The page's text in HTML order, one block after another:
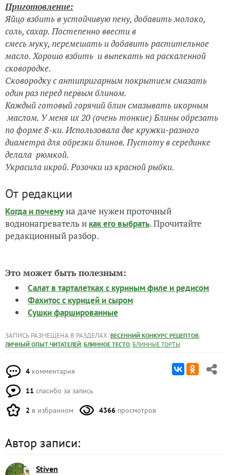
Приготовление:
Яйцо взбить в устойчивую пену, добавить молоко,
соль, сахар. Постепенно ввести в
смесь муку, перемешать и добавить растительное
масло. Хорошо взбить и выпекать на раскаленной
сковородке.
Сковородку с антипригарным покрытием смазать
один раз перед первым блином.
Каждый готовый горячий блин смазывать икорным
маслом. У меня их 20 (очень тонкие) Блины обрезать
по форме 8-ки. Использовала две кружки-разного
диаметра для обрезки блинов. Пустоту в серединке
делала рюмкой.
Украсила икрой. Розочки из красной рыбки.
От редакции
Когда и почемуна даче нужен проточный
воднонагреватель и как его выбрать. Прочитайте
редакционный разбор.
Это может быть полезным:
Салат в тарталетках с куриным филе и редисом
Фахитос с курицей и сыром
Сушки фаршированные
ЗАПИСЬ РАЗМЕЩЕНА В РАЗДЕЛАХ: ВЕСЕННИЙ КОНКУРС РЕЦЕПТОВ,
ЛИЧНЫЙ ОПЫТ ЧИТАТЕЛЕЙ, БЛИННОЕ ТЕСТО, БЛИННЫЕ ТОРТЫ
4 комментария
11 спасибо за запись
2 в избранном 4366 просмотров
Автор записи:
Stiven